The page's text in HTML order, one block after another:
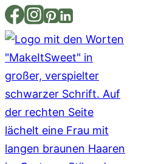
Zum
Inhalt
springen